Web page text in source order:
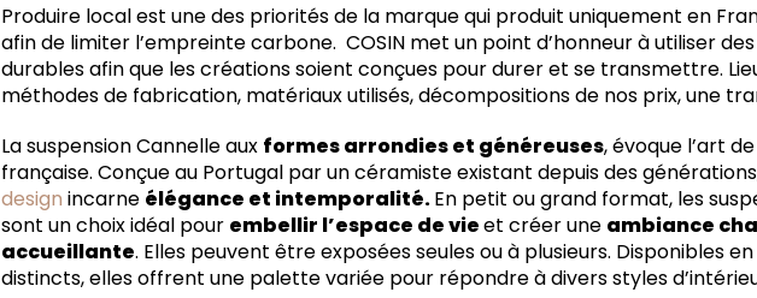
Produire local est une des priorités de la marque qui produit uniquement en
afin de limiter l’empreinte carbone. COSIN met un point d’honneur à utiliser
durables afin que les créations soient conçues pour durer et se transmettre.
méthodes de fabrication, matériaux utilisés, décompositions de nos prix, une
La suspension Cannelle aux formes arrondies et généreuses, évoque l’art
française. Conçue au Portugal par un céramiste existant depuis des
design incarne élégance et intemporalité.En petit ou grand format, les
sont un choix idéal pour embellir l’espace de vieet créer une ambiance
accueillante. Elles peuvent être exposées seules ou à plusieurs. Disponibles en
distincts, elles offrent une palette variée pour répondre à divers styles